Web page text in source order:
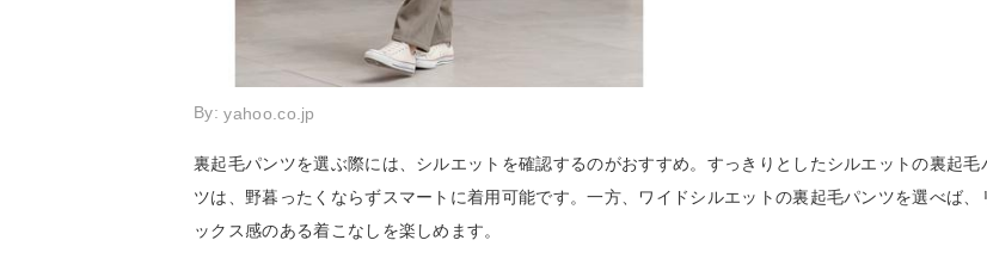
By:yahoo.co.jp
裏起毛パンツを選ぶ際には、シルエットを確認するのがおすすめ。すっきりとしたシルエットの裏起毛
ツは、野暮ったくならずスマートに着用可能です。一方、ワイドシルエットの裏起毛パンツを選べば、
ックス感のある着こなしを楽しめます。